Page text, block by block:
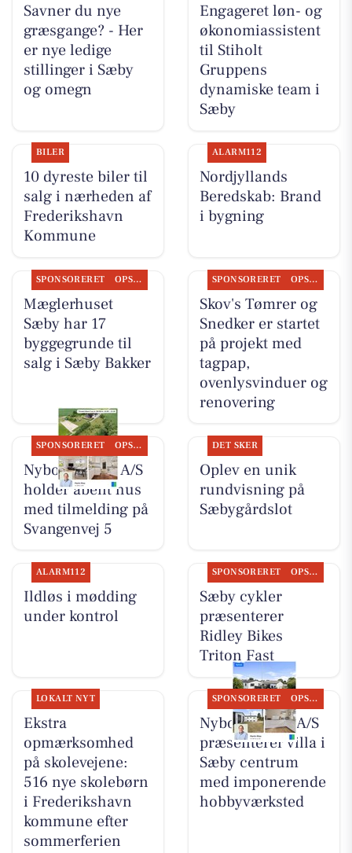
Savner du nye
græsgange? - Her
er nye ledige
stillinger i Sæby
og omegn
Engageret løn- og
økonomiassistent
til Stiholt
Gruppens
dynamiske team i
Sæby
BILER
10 dyreste biler til
salg i nærheden af
Frederikshavn
Kommune
ALARM112
Nordjyllands
Beredskab: Brand
i bygning
SPONSORERET OPSLAGSTAVLEN
Mæglerhuset
Sæby har 17
byggegrunde til
salg i Sæby Bakker
SPONSORERET OPSLAGSTAVLEN
Skov's Tømrer og
Snedker er startet
på projekt med
tagpap,
ovenlysvinduer og
renovering
SPONSORERET OPSLAGSTAVLEN
Nybolig Sæby A/S
holder åbent hus
med tilmelding på
Svangenvej 5
DET SKER
Oplev en unik
rundvisning på
Sæbygårdslot
ALARM112
Ildløs i mødding
under kontrol
SPONSORERET OPSLAGSTAVLEN
Sæby cykler
præsenterer
Ridley Bikes
Triton Fast
LOKALT NYT
Ekstra
opmærksomhed
på skolevejene:
516 nye skolebørn
i Frederikshavn
kommune efter
sommerferien
SPONSORERET OPSLAGSTAVLEN
Nybolig Sæby A/S
præsenterer villa i
Sæby centrum
med imponerende
hobbyværksted